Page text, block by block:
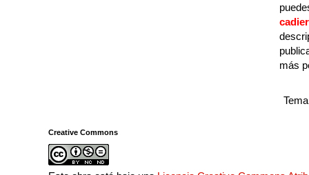
más
Creative Commons